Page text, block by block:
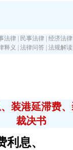
法律 民事法律 经济法律
释义 法律问答 法规解读
装港延滞费
裁决书
息、